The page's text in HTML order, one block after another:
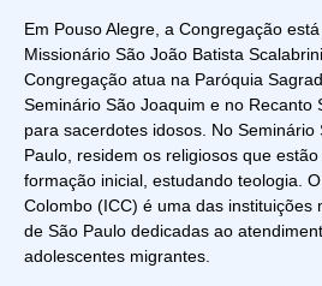
Em Pouso Alegre, a Congregação
Missionário São João Batista
Congregação atua na Paróquia
Seminário São Joaquim e no Recanto
para sacerdotes idosos. No Seminário
Paulo, residem os religiosos que
formação inicial, estudando teologia.
Colombo (ICC) é uma das instituições
de São Paulo dedicadas ao
adolescentes migrantes.